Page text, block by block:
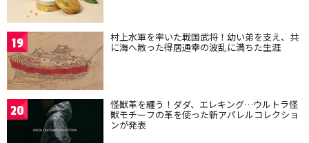
19 村上水軍を率いた戦国武将！幼い弟を支え、共
に海へ散った得居通幸の波乱に満ちた生涯
20 怪獣革を纏う！ダダ、エレキング…ウルトラ怪
獣モチーフの革を使った新アパレルコレクショ
ンが発表